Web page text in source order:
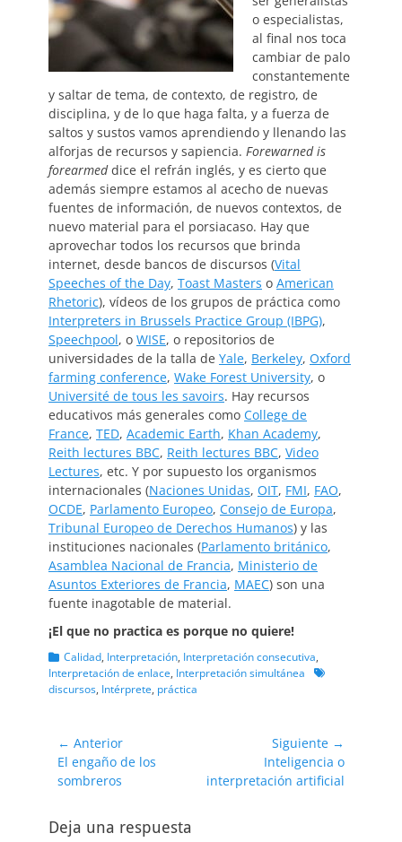
o especialistas,
al final nos toca
cambiar de palo
constantemente
y saltar de tema, de contexto, de registro, de
disciplina, y de lo que haga falta, y a fuerza de
saltos y sustos vamos aprendiendo y llenando las
alforjas de recursos y sapiencia. Forewarned is
forearmeddice el refrán inglés, y es cierto que
además siempre estamos al acecho de nuevas
fuentes de información, de nuevos contextos, de
nuevo material para el porsiacaso. Hay que
aprovechar todos los recursos que brinda
internet, desde bancos de discursos (Vital
Speeches of the Day, Toast Masters o American
Rhetoric), vídeos de los grupos de práctica como
Interpreters in Brussels Practice Group (IBPG),
Speechpool, o WISE, o repositorios de
universidades de la talla de Yale, Berkeley, Oxford
farming conference, Wake Forest University, o
Université de tous les savoirs. Hay recursos
educativos más generales como College de
France, TED, Academic Earth, Khan Academy,
Reith lectures BBC, Reith lectures BBC, Video
Lectures, etc. Y por supuesto los organismos
internacionales (Naciones Unidas, OIT, FMI, FAO,
OCDE, Parlamento Europeo, Consejo de Europa,
Tribunal Europeo de Derechos Humanos) y las
instituciones nacionales (Parlamento británico,
Asamblea Nacional de Francia, Ministerio de
Asuntos Exteriores de Francia, MAEC) son una
fuente inagotable de material.
¡El que no practica es porque no quiere!
Categorias
Calidad, Interpretación, Interpretación consecutiva,
Interpretación de enlace, Interpretación simultánea
Etiquetas
discursos, Intérprete, práctica
Navegación
de
entradas
← Anterior
Entrada
anterior:
El engaño de los
sombreros
Siguiente →
siguiente:
Inteligencia o
interpretación artificial
Deja una respuesta